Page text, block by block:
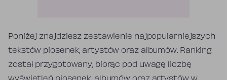
Poniżej znajdziesz zestawienie najpopularniejszych
tekstów piosenek, artystów oraz albumów. Ranking
został przygotowany, biorąc pod uwagę liczbę